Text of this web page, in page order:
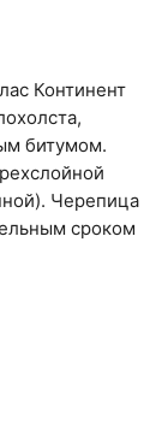
"Мир
Континент
битумом.
Черепица
сроком